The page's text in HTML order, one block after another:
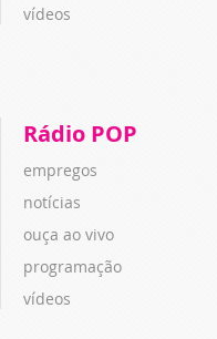
vídeos
Rádio POP
empregos
notícias
ouça ao vivo
programação
vídeos